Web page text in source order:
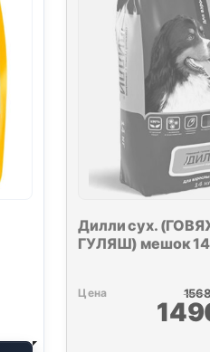
Дилли сух.
ГУЛЯШ) мешок